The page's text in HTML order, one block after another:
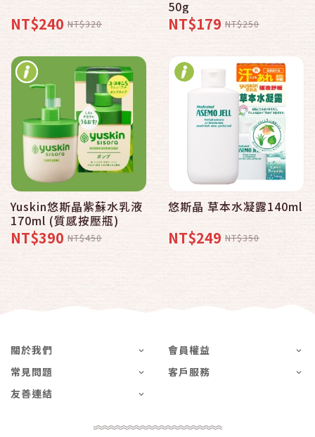
NT$240 NT$320
50g
NT$179 NT$250
Yuskin悠斯晶紫蘇水乳液
170ml (質感按壓瓶)
NT$390 NT$450
悠斯晶 草本水凝露140ml
NT$249 NT$350
關於我們
會員權益
常見問題
客戶服務
友善連結